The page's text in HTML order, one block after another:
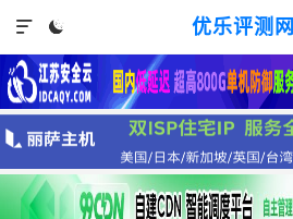
优乐评测网

